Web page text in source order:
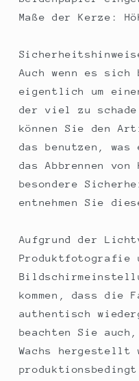
Maße der Kerze:
Auch wenn es sich
eigentlich um
der viel zu
können Sie den
das benutzen,
das Abbrennen
besondere
entnehmen Sie
Aufgrund der
Produktfotografie
kommen, dass die
authentisch
beachten Sie auch,
Wachs hergestellt